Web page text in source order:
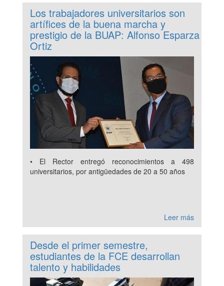
Los trabajadores universitarios son
artífices de la buena marcha y
prestigio de la BUAP: Alfonso Esparza
Ortiz
• El Rector entregó reconocimientos a 498
universitarios, por antigüedades de 20 a 50 años
Leer más
Desde el primer semestre,
estudiantes de la FCE desarrollan
talento y habilidades